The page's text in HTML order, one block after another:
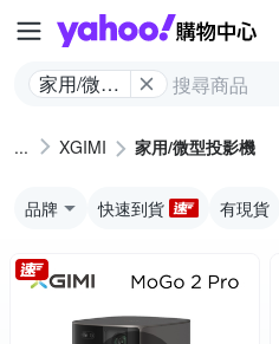
家用/微型
XGIMI 家用/微型投影機
品牌 快速到貨 有現貨